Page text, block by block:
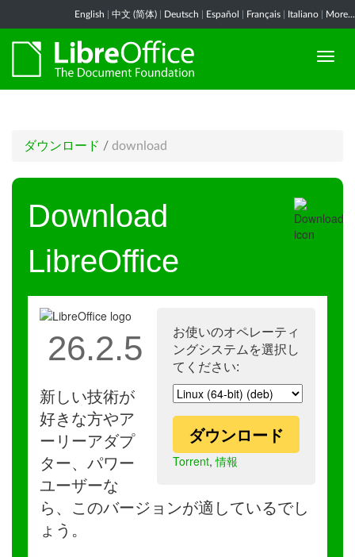
English 中文 (简体) Deutsch Español Français Italiano More...
ダウンロード / download
Download
LibreOffice
お使いのオペレーティ
ングシステムを選択し
てください:
ダウンロード
Torrent,情報
26.2.5
新しい技術が
好きな方やア
ーリーアダプ
ター、パワー
ユーザーな
ら、このバージョンが適しているでし
ょう。